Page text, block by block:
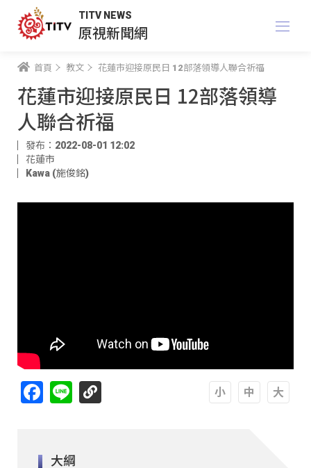
TITV NEWS
原視新聞網
首頁 教文 花蓮市迎接原民日 12部落領導人聯合祈福
花蓮市迎接原民日 12部落領導
人聯合祈福
發布：2022-08-01 12:02
花蓮市
Kawa (施俊銘)
Facebook
Line
大綱